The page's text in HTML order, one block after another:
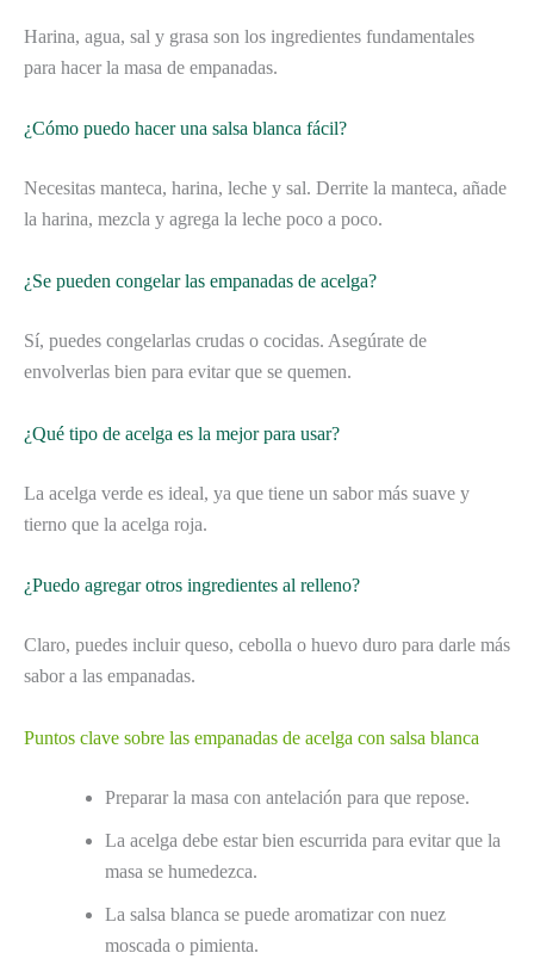
Harina, agua, sal y grasa son los ingredientes fundamentales
para hacer la masa de empanadas.
¿Cómo puedo hacer una salsa blanca fácil?
Necesitas manteca, harina, leche y sal. Derrite la manteca, añade
la harina, mezcla y agrega la leche poco a poco.
¿Se pueden congelar las empanadas de acelga?
Sí, puedes congelarlas crudas o cocidas. Asegúrate de
envolverlas bien para evitar que se quemen.
¿Qué tipo de acelga es la mejor para usar?
La acelga verde es ideal, ya que tiene un sabor más suave y
tierno que la acelga roja.
¿Puedo agregar otros ingredientes al relleno?
Claro, puedes incluir queso, cebolla o huevo duro para darle más
sabor a las empanadas.
Puntos clave sobre las empanadas de acelga con salsa blanca
Preparar la masa con antelación para que repose.
La acelga debe estar bien escurrida para evitar que la
masa se humedezca.
La salsa blanca se puede aromatizar con nuez
moscada o pimienta.